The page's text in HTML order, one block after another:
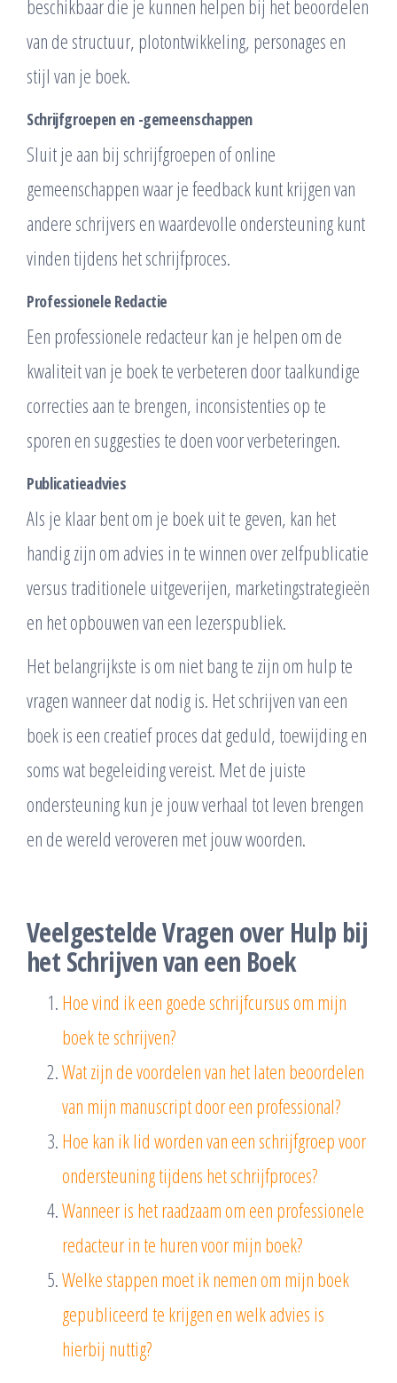
beschikbaar die je kunnen helpen bij het beoordelen
van de structuur, plotontwikkeling, personages en
stijl van je boek.
Schrijfgroepen en -gemeenschappen
Sluit je aan bij schrijfgroepen of online
gemeenschappen waar je feedback kunt krijgen van
andere schrijvers en waardevolle ondersteuning kunt
vinden tijdens het schrijfproces.
Professionele Redactie
Een professionele redacteur kan je helpen om de
kwaliteit van je boek te verbeteren door taalkundige
correcties aan te brengen, inconsistenties op te
sporen en suggesties te doen voor verbeteringen.
Publicatieadvies
Als je klaar bent om je boek uit te geven, kan het
handig zijn om advies in te winnen over zelfpublicatie
versus traditionele uitgeverijen, marketingstrategieën
en het opbouwen van een lezerspubliek.
Het belangrijkste is om niet bang te zijn om hulp te
vragen wanneer dat nodig is. Het schrijven van een
boek is een creatief proces dat geduld, toewijding en
soms wat begeleiding vereist. Met de juiste
ondersteuning kun je jouw verhaal tot leven brengen
en de wereld veroveren met jouw woorden.
Veelgestelde Vragen over Hulp bij
het Schrijven van een Boek
Hoe vind ik een goede schrijfcursus om mijn
boek te schrijven?
Wat zijn de voordelen van het laten beoordelen
van mijn manuscript door een professional?
Hoe kan ik lid worden van een schrijfgroep voor
ondersteuning tijdens het schrijfproces?
Wanneer is het raadzaam om een professionele
redacteur in te huren voor mijn boek?
Welke stappen moet ik nemen om mijn boek
gepubliceerd te krijgen en welk advies is
hierbij nuttig?